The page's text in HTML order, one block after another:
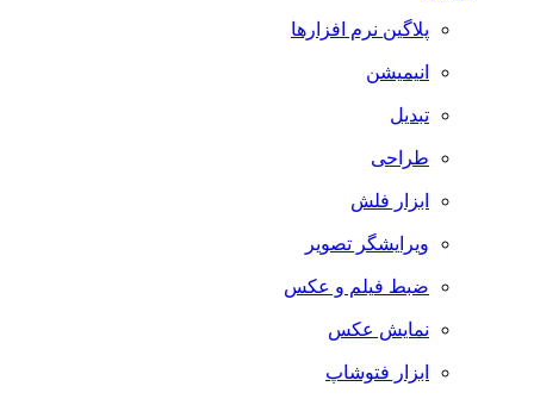
پلاگین نرم افزارها
انیمیشن
تبدیل
طراحی
ابزار فلش
ویرایشگر تصویر
ضبط فيلم و عكس
نمایش عکس
ابزار فتوشاپ